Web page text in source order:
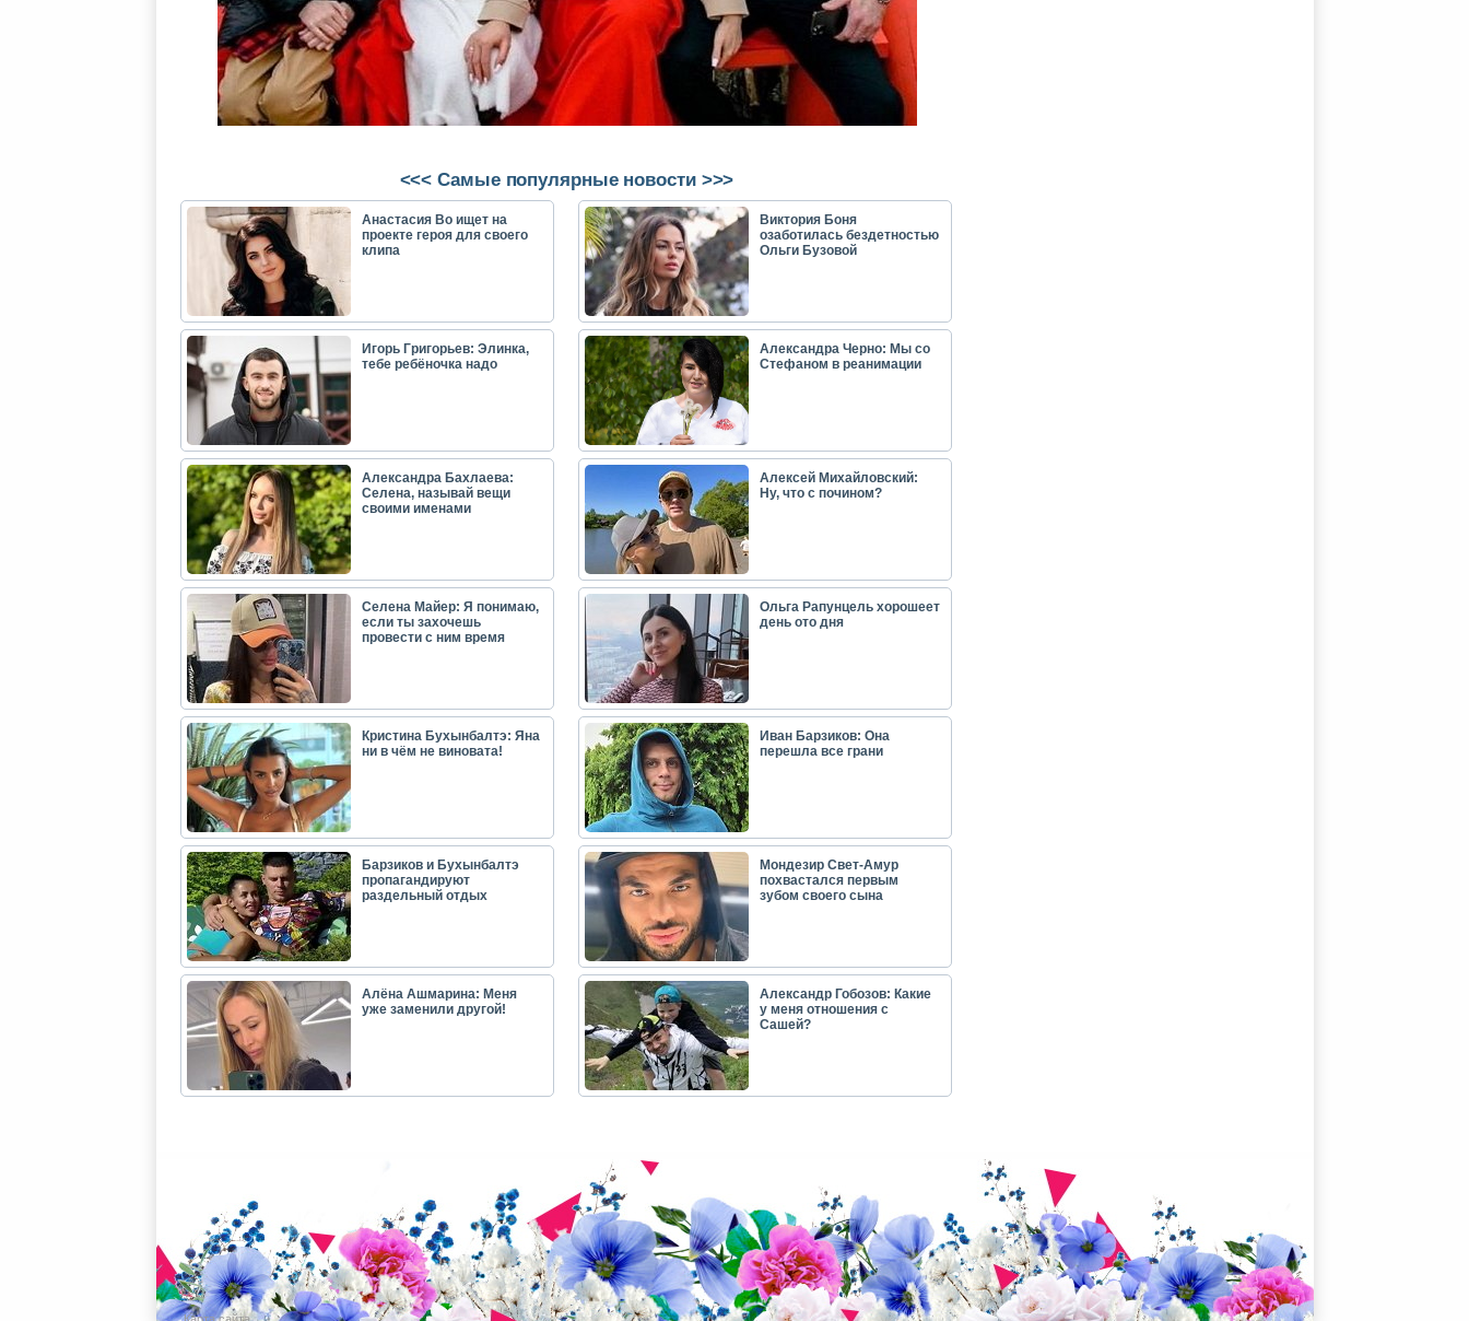
<<< Самые популярные новости >>>
Анастасия Во ищет на
проекте героя для своего
клипа
Виктория Боня
озаботилась бездетностью
Ольги Бузовой
Игорь Григорьев: Элинка,
тебе ребёночка надо
Александра Черно: Мы со
Стефаном в реанимации
Александра Бахлаева:
Селена, называй вещи
своими именами
Алексей Михайловский:
Ну, что с почином?
Селена Майер: Я понимаю,
если ты захочешь
провести с ним время
Ольга Рапунцель хорошеет
день ото дня
Кристина Бухынбалтэ: Яна
ни в чём не виновата!
Иван Барзиков: Она
перешла все грани
Барзиков и Бухынбалтэ
пропагандируют
раздельный отдых
Мондезир Свет-Амур
похвастался первым
зубом своего сына
Алёна Ашмарина: Меня
уже заменили другой!
Александр Гобозов: Какие
у меня отношения с
Сашей?